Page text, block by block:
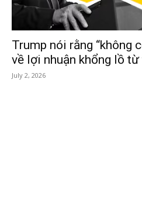
Trump nói rằng “không
về lợi nhuận khổng lồ
July 2, 2026